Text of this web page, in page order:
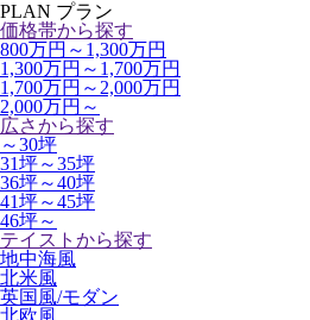
PLAN プラン
価格帯から探す
800万円～1,300万円
1,300万円～1,700万円
1,700万円～2,000万円
2,000万円～
広さから探す
～30坪
31坪～35坪
36坪～40坪
41坪～45坪
46坪～
テイストから探す
地中海風
北米風
英国風/モダン
北欧風